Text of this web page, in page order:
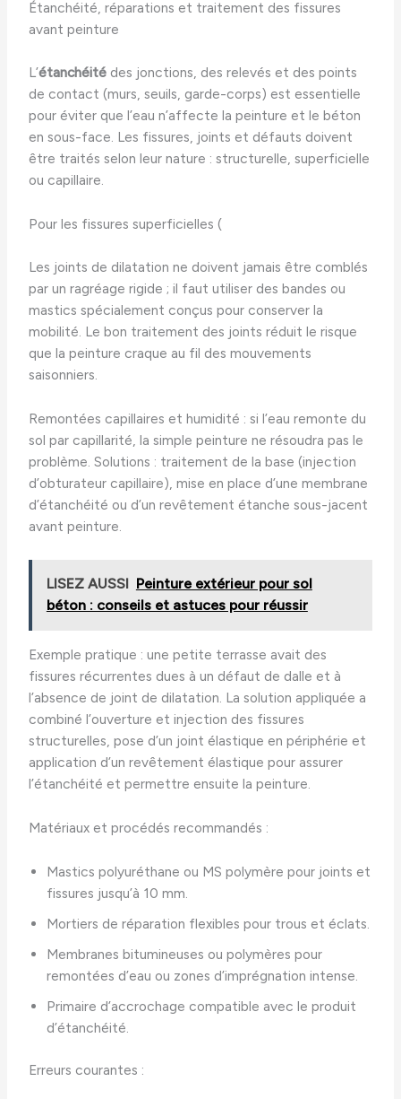
Étanchéité, réparations et traitement des fissures
avant peinture
L’étanchéité des jonctions, des relevés et des points
de contact (murs, seuils, garde-corps) est essentielle
pour éviter que l’eau n’affecte la peinture et le béton
en sous-face. Les fissures, joints et défauts doivent
être traités selon leur nature : structurelle, superficielle
ou capillaire.
Pour les fissures superficielles (
Les joints de dilatation ne doivent jamais être comblés
par un ragréage rigide ; il faut utiliser des bandes ou
mastics spécialement conçus pour conserver la
mobilité. Le bon traitement des joints réduit le risque
que la peinture craque au fil des mouvements
saisonniers.
Remontées capillaires et humidité : si l’eau remonte du
sol par capillarité, la simple peinture ne résoudra pas le
problème. Solutions : traitement de la base (injection
d’obturateur capillaire), mise en place d’une membrane
d’étanchéité ou d’un revêtement étanche sous-jacent
avant peinture.
LISEZ AUSSI Peinture extérieur pour sol
béton : conseils et astuces pour réussir
Exemple pratique : une petite terrasse avait des
fissures récurrentes dues à un défaut de dalle et à
l’absence de joint de dilatation. La solution appliquée a
combiné l’ouverture et injection des fissures
structurelles, pose d’un joint élastique en périphérie et
application d’un revêtement élastique pour assurer
l’étanchéité et permettre ensuite la peinture.
Matériaux et procédés recommandés :
Mastics polyuréthane ou MS polymère pour joints et
fissures jusqu’à 10 mm.
Mortiers de réparation flexibles pour trous et éclats.
Membranes bitumineuses ou polymères pour
remontées d’eau ou zones d’imprégnation intense.
Primaire d’accrochage compatible avec le produit
d’étanchéité.
Erreurs courantes :